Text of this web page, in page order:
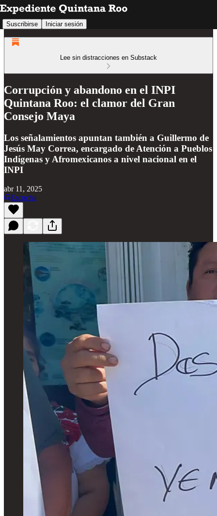
Suscribirse Iniciar sesión
Lee sin distracciones en Substack
Corrupción y abandono en el INPI
Quintana Roo: el clamor del Gran
Consejo Maya
Los señalamientos apuntan también a Guillermo de
Jesús May Correa, encargado de Atención a Pueblos
Indígenas y Afromexicanos a nivel nacional en el
INPI
abr 11, 2025
Escucha